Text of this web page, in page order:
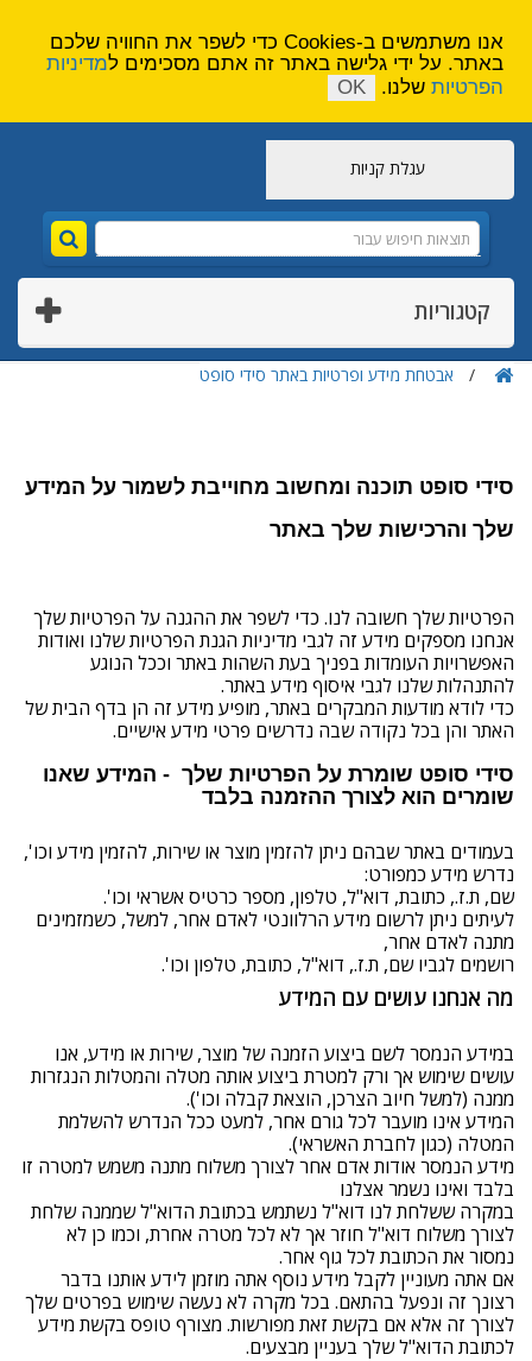
עגלת קניות
קטגוריות
אבטחת מידע ופרטיות באתר סידי סופט
סידי סופט תוכנה ומחשוב מחוייבת לשמור על המידע
שלך והרכישות שלך באתר
הפרטיות שלך חשובה לנו. כדי לשפר את ההגנה על הפרטיות שלך
אנחנו מספקים מידע זה לגבי מדיניות הגנת הפרטיות שלנו ואודות
האפשרויות העומדות בפניך בעת השהות באתר וככל הנוגע
להתנהלות שלנו לגבי איסוף מידע באתר.
כדי לודא מודעות המבקרים באתר, מופיע מידע זה הן בדף הבית של
האתר והן בכל נקודה שבה נדרשים פרטי מידע אישיים.
סידי סופט שומרת על הפרטיות שלך - המידע שאנו
שומרים הוא לצורך ההזמנה בלבד
בעמודים באתר שבהם ניתן להזמין מוצר או שירות, להזמין מידע וכו',
נדרש מידע כמפורט:
שם, ת.ז., כתובת, דוא"ל, טלפון, מספר כרטיס אשראי וכו'.
לעיתים ניתן לרשום מידע הרלוונטי לאדם אחר, למשל, כשמזמינים
מתנה לאדם אחר,
רושמים לגביו שם, ת.ז., דוא"ל, כתובת, טלפון וכו'.
מה אנחנו עושים עם המידע
במידע הנמסר לשם ביצוע הזמנה של מוצר, שירות או מידע, אנו
עושים שימוש אך ורק למטרת ביצוע אותה מטלה והמטלות הנגזרות
ממנה (למשל חיוב הצרכן, הוצאת קבלה וכו').
המידע אינו מועבר לכל גורם אחר, למעט ככל הנדרש להשלמת
המטלה (כגון לחברת האשראי).
מידע הנמסר אודות אדם אחר לצורך משלוח מתנה משמש למטרה זו
בלבד ואינו נשמר אצלנו
במקרה ששלחת לנו דוא"ל נשתמש בכתובת הדוא"ל שממנה שלחת
לצורך משלוח דוא"ל חוזר אך לא לכל מטרה אחרת, וכמו כן לא
נמסור את הכתובת לכל גוף אחר.
אם אתה מעוניין לקבל מידע נוסף אתה מוזמן לידע אותנו בדבר
רצונך זה ונפעל בהתאם. בכל מקרה לא נעשה שימוש בפרטים שלך
לצורך זה אלא אם בקשת זאת מפורשות. מצורף טופס בקשת מידע
לכתובת הדוא"ל שלך בעניין מבצעים.
אנו משתמשים ב-Cookies כדי לשפר את החוויה שלכם
באתר. על ידי גלישה באתר זה אתם מסכימים למדיניות
הפרטיות שלנו. OK